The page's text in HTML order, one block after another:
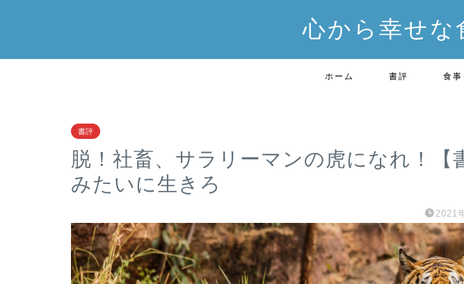
心から幸せな
ホーム 書評 食事
書評
脱！社畜、サラリーマンの虎になれ！【
みたいに生きろ
2021